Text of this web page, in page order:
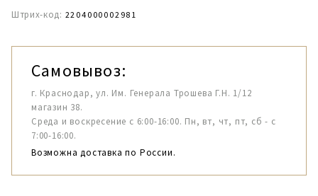
Штрих-код: 2204000002981
Самовывоз:
г. Краснодар, ул. Им. Генерала Трошева Г.Н. 1/12
магазин 38.
Среда и воскресение с 6:00-16:00. Пн, вт, чт, пт, сб - с
7:00-16:00.
Возможна доставка по России.